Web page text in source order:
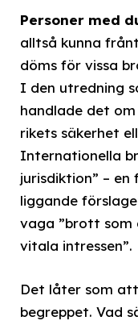
Personer med
alltså kunna
döms för vissa
I den utredning
handlade det
rikets säkerhet
Internationella
jurisdiktion” –
liggande
vaga ”brott som
vitala intressen”.
Det låter som
begreppet. Vad